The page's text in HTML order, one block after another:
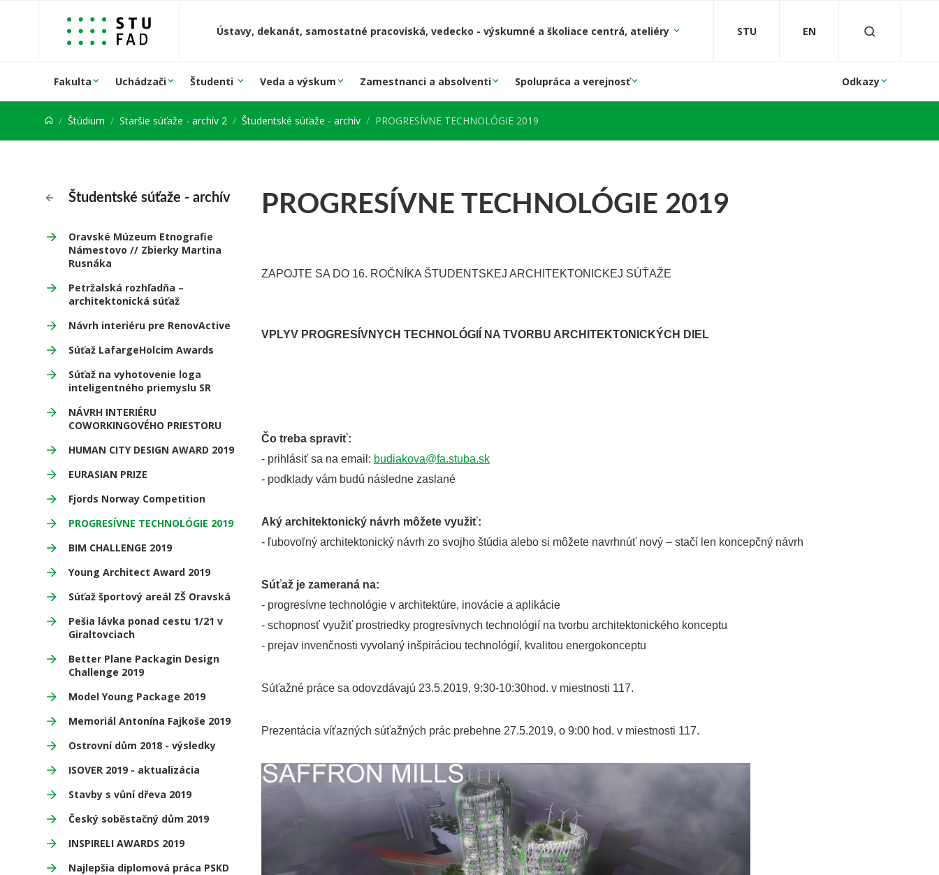
Prejsť na obsah
Ústavy, dekanát, samostatné pracoviská, vedecko - výskumné a školiace centrá, ateliéry STU EN
Fakulta Uchádzači Študenti Veda a výskum Zamestnanci a absolventi Spolupráca a verejnosť Odkazy
Štúdium Staršie súťaže - archív 2 Študentské súťaže - archív PROGRESÍVNE TECHNOLÓGIE 2019
Študentské súťaže - archív
Oravské Múzeum Etnografie
Námestovo // Zbierky Martina
Rusnáka
Petržalská rozhľadňa –
architektonická súťaž
Návrh interiéru pre RenovActive
Súťaž LafargeHolcim Awards
Súťaž na vyhotovenie loga
inteligentného priemyslu SR
NÁVRH INTERIÉRU
COWORKINGOVÉHO PRIESTORU
HUMAN CITY DESIGN AWARD 2019
EURASIAN PRIZE
Fjords Norway Competition
PROGRESÍVNE TECHNOLÓGIE 2019
BIM CHALLENGE 2019
Young Architect Award 2019
Súťaž športový areál ZŠ Oravská
Pešia lávka ponad cestu 1/21 v
Giraltovciach
Better Plane Packagin Design
Challenge 2019
Model Young Package 2019
Memoriál Antonína Fajkoše 2019
Ostrovní dům 2018 - výsledky
ISOVER 2019 - aktualizácia
Stavby s vůní dřeva 2019
Český soběstačný dům 2019
INSPIRELI AWARDS 2019
Najlepšia diplomová práca PSKD
PROGRESÍVNE TECHNOLÓGIE 2019
ZAPOJTE SA DO 16. ROČNÍKA ŠTUDENTSKEJ ARCHITEKTONICKEJ SÚŤAŽE
VPLYV PROGRESÍVNYCH TECHNOLÓGIÍ NA TVORBU ARCHITEKTONICKÝCH DIEL
Čo treba spraviť:
- prihlásiť sa na email: budiakova@fa.stuba.sk
- podklady vám budú následne zaslané
Aký architektonický návrh môžete využiť:
- ľubovoľný architektonický návrh zo svojho štúdia alebo si môžete navrhnúť nový – stačí len koncepčný návrh
Súťaž je zameraná na:
- progresívne technológie v architektúre, inovácie a aplikácie
- schopnosť využiť prostriedky progresívnych technológií na tvorbu architektonického konceptu
- prejav invenčnosti vyvolaný inšpiráciou technológií, kvalitou energokonceptu
Súťažné práce sa odovzdávajú 23.5.2019, 9:30-10:30hod. v miestnosti 117.
Prezentácia víťazných súťažných prác prebehne 27.5.2019, o 9:00 hod. v miestnosti 117.